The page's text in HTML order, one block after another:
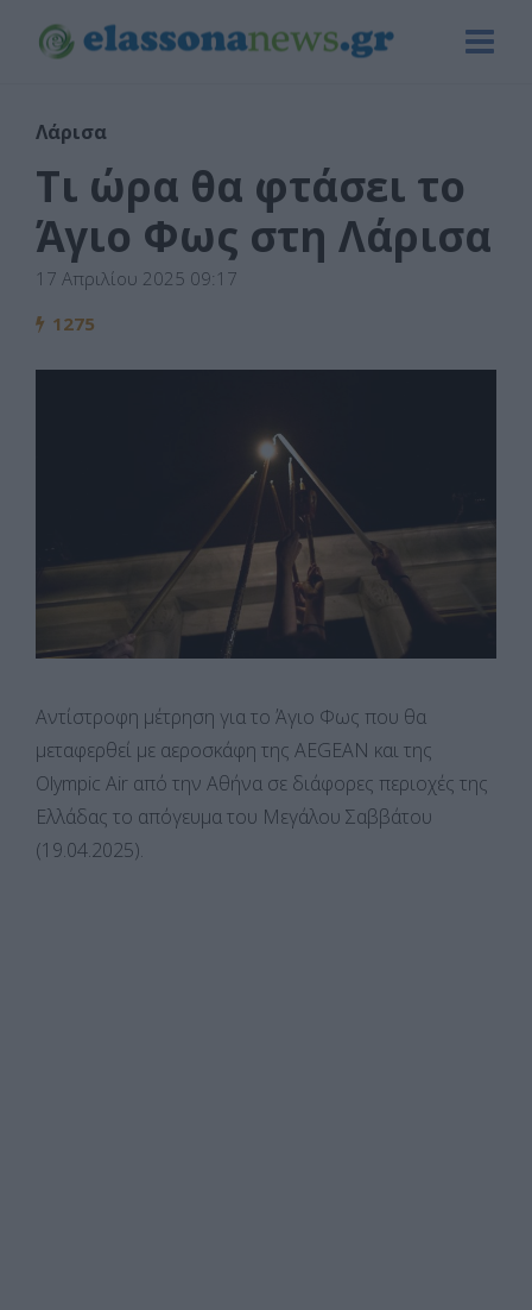
Λάρισα
Tι ώρα θα φτάσει το
Άγιο Φως στη Λάρισα
17 Απριλίου 2025 09:17
1275
Αντίστροφη μέτρηση για το Άγιο Φως που θα
μεταφερθεί με αεροσκάφη της AEGEAN και της
Olympic Air από την Αθήνα σε διάφορες περιοχές της
Ελλάδας το απόγευμα του Μεγάλου Σαββάτου
(19.04.2025).